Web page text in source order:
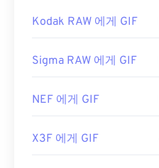
Kodak RAW 에게 GIF
Sigma RAW 에게 GIF
NEF 에게 GIF
X3F 에게 GIF